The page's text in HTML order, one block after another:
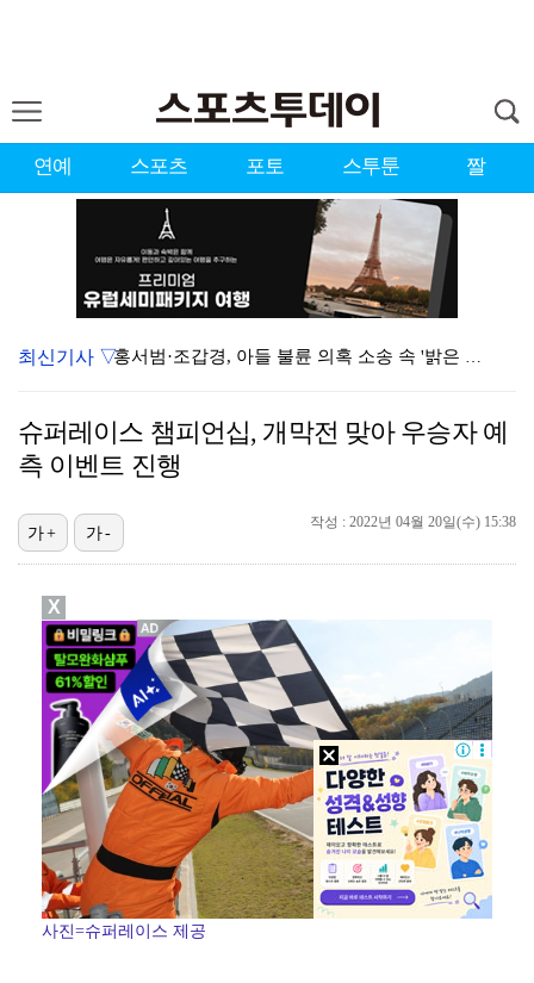
연예 스포츠 포토 스투툰 짤
홍서범·조갑경, 아들 불륜 의혹 소송 속 '밝은 근황'…
'리틀 김연경' 손서연 28점 폭발…U17 여자배구, …
'호프', 글로벌 순항…토론토 영화제 미드나잇 매드니스…
[ST포토] 문정민, 자신감 가득
[ST포토] 고지우, 신중한 퍼팅
[ST포토] 문정민, 버디 성공
최신기사 ▽
슈퍼레이스 챔피언십, 개막전 맞아 우승자 예
측 이벤트 진행
작성 : 2022년 04월 20일(수) 15:38
가+ 가-
사진=슈퍼레이스 제공
X